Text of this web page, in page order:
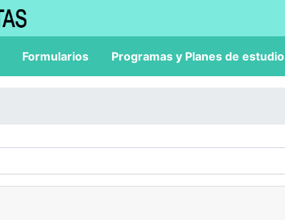
Formularios Programas y Planes de estudio